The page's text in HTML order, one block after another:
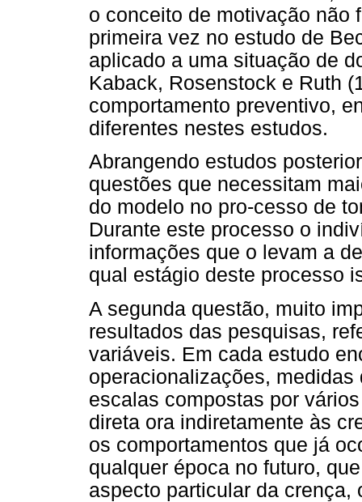
o conceito de motivação não
primeira vez no estudo de
aplicado a uma situação de
Kaback, Rosenstock e Ruth
comportamento preventivo,
diferentes nestes estudos.
Abrangendo estudos
questões que necessitam
do modelo no pro-cesso de
Durante este processo o
informações que o levam a
qual estágio deste processo
A segunda questão, muito
resultados das pesquisas,
variáveis. Em cada estudo
operacionalizações,
escalas compostas por
direta ora indiretamente às
os comportamentos que já
qualquer época no futuro,
aspecto particular da crença,